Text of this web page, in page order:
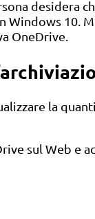
desidera
Windows 10.
OneDrive.
la
sul Web e